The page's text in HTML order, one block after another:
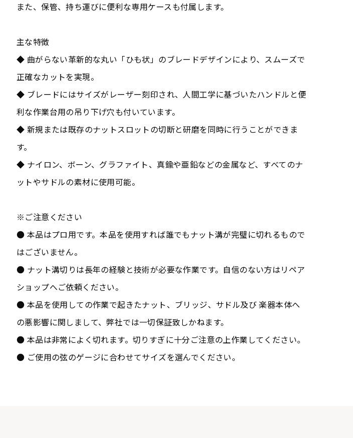
また、保管、持ち運びに便利な専用ケースも付属します。
主な特徴
◆ 曲がらない革新的な丸い「ひも状」のブレードデザインにより、スムーズで
正確なカットを実現。
◆ ブレードにはサイズがレーザー刻印され、人間工学に基づいたハンドルと便
利な作業台用の吊り下げ穴も付いています。
◆ 新規または既存のナットスロットの切断と研磨を同時に行うことができま
す。
◆ ナイロン、ボーン、グラファイト、真鍮や亜鉛などの金属など、すべてのナ
ットやサドルの素材に使用可能。
※ご注意ください
● 本品はプロ用です。本品を使用すれば誰でもナット溝が完璧に切れるもので
はございません。
● ナット溝切りは長年の経験と技術が必要な作業です。自信のない方はリペア
ショップへご依頼ください。
● 本品を使用しての作業で起きたナット、ブリッジ、サドル及び 楽器本体へ
の悪影響に関しまして、弊社では一切保証致しかねます。
● 本品は非常によく切れます。切りすぎに十分ご注意の上作業してください。
● ご使用の弦のゲージに合わせてサイズを選んでください。